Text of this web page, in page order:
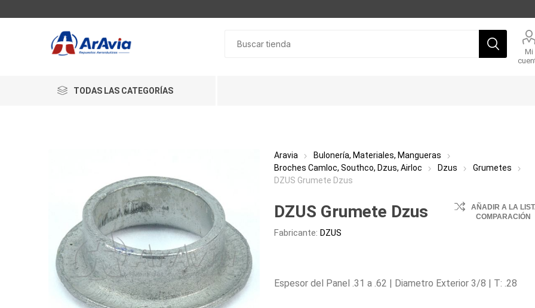
Mi
TODAS LAS CATEGORÍAS
Aravia
Bulonería, Materiales, Mangueras
Broches Camloc, Southco, Dzus, Airloc
Dzus
Grumetes
DZUS Grumete Dzus
DZUS Grumete Dzus
Fabricante: DZUS
AÑADIR A LA
COMPARACIÓN
Espesor del Panel .31 a .62 | Diametro Exterior 3/8 | T: .28